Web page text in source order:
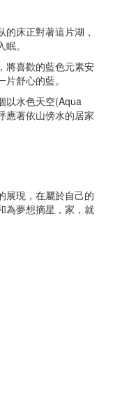
床正對著這片湖，
。
將喜歡的藍色元素安
舒心的藍。
以水色天空(Aqua
應著依山傍水的居家
展現，在屬於自己的
為夢想摘星，家，就